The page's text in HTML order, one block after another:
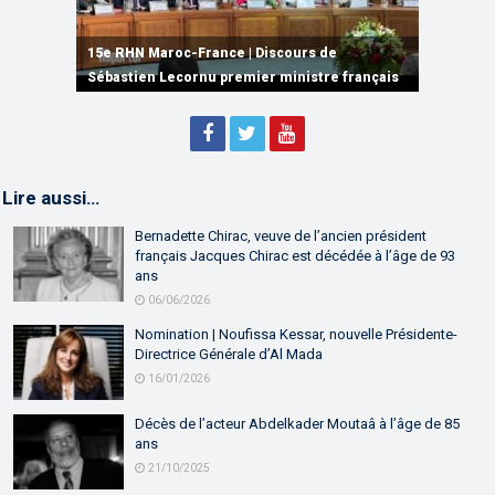
15e RHN Maroc-France | Signature de
plusieurs accords de coopération et de
partenariat
15e RHN Maroc-France | Discours de
Sébastien Lecornu premier ministre français
15e Réunion de Haut Niveau Maroc-France |
Discours de M. Aziz Akhannouch
Lire aussi…
Bernadette Chirac, veuve de l’ancien président
français Jacques Chirac est décédée à l’âge de 93
ans
06/06/2026
Nomination | Noufissa Kessar, nouvelle Présidente-
Directrice Générale d’Al Mada
16/01/2026
Décès de l’acteur Abdelkader Moutaâ à l’âge de 85
ans
21/10/2025